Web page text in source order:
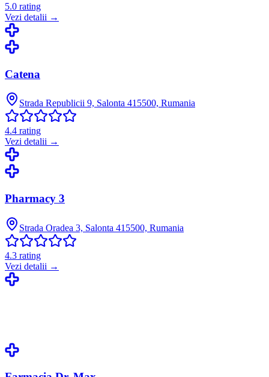
5.0 rating
Vezi detalii →
Catena
Strada Republicii 9, Salonta 415500, Rumania
4.4 rating
Vezi detalii →
Pharmacy 3
Strada Oradea 3, Salonta 415500, Rumania
4.3 rating
Vezi detalii →